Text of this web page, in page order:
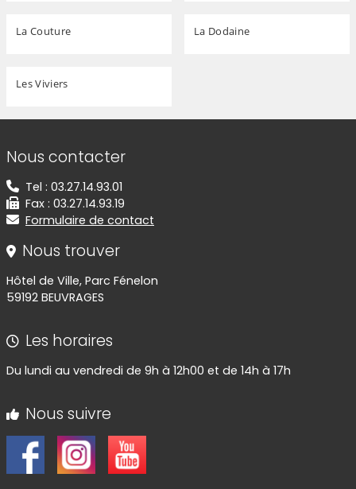
La Couture La Dodaine
Les Viviers
Informations de contact
Nous contacter
Tel : 03.27.14.93.01
Fax : 03.27.14.93.19
Formulaire de contact
Nous trouver
Hôtel de Ville, Parc Fénelon
59192 BEUVRAGES
Les horaires
Du lundi au vendredi de 9h à 12h00 et de 14h à 17h
Nous suivre